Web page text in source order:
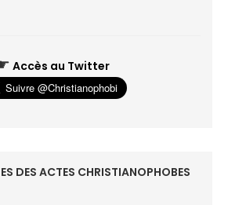
Accès au Twitter
DES ACTES CHRISTIANOPHOBES